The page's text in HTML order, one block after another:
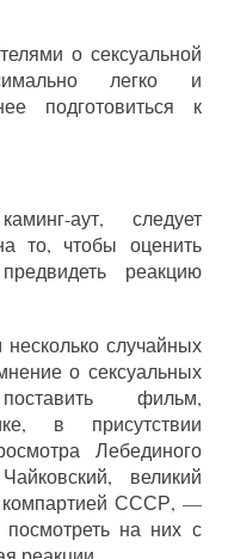
о сексуальной
легко и
подготовиться к
аут, следует
то, чтобы оценить
реакцию
случайных
о сексуальных
фильм,
в присутствии
Лебединого
великий
компартией СССР, —
на них с